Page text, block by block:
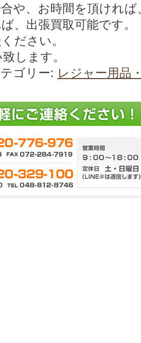
や、お時間を頂ければ
、出張買取可能です。
ださい。
します。
ゴリー: レジャー用品